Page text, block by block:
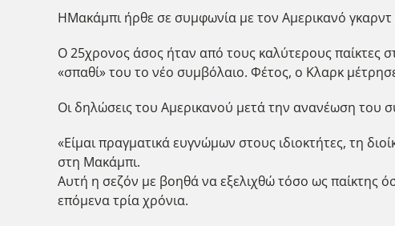
ΗΜακάμπι ήρθε σε συμφωνία με τον Αμερικανό γκαρντ
Ο 25χρονος άσος ήταν από τους καλύτερους παίκτες
«σπαθί» του το νέο συμβόλαιο. Φέτος, ο Κλαρκ
Οι δηλώσεις του Αμερικανού μετά την ανανέωση του
«Είμαι πραγματικά ευγνώμων στους ιδιοκτήτες, τη
στη Μακάμπι.
Αυτή η σεζόν με βοηθά να εξελιχθώ τόσο ως παίκτης
επόμενα τρία χρόνια.